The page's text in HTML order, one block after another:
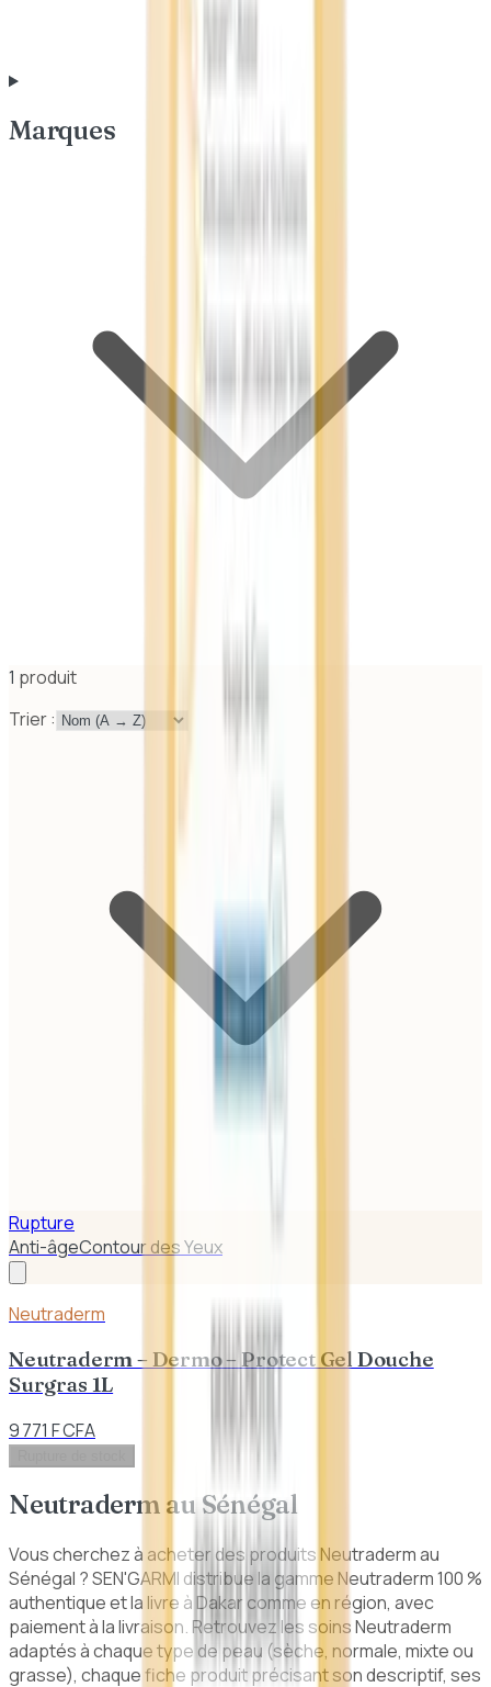
Marques
1 produit
Trier :
Rupture
Anti-âgeContour des Yeux
Neutraderm
Neutraderm – Dermo – Protect Gel Douche
Surgras 1L
9 771 F CFA
Neutraderm au Sénégal
Vous cherchez à acheter des produits Neutraderm au
Sénégal ? SEN'GARMI distribue la gamme Neutraderm 100 %
authentique et la livre à Dakar comme en région, avec
paiement à la livraison. Retrouvez les soins Neutraderm
adaptés à chaque type de peau (sèche, normale, mixte ou
grasse), chaque fiche produit précisant son descriptif, ses